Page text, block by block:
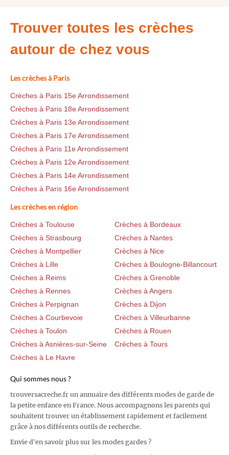
Trouver toutes les crèches
autour de chez vous
Les crèches à Paris
Crèches à Paris 15e Arrondissement
Crèches à Paris 18e Arrondissement
Crèches à Paris 13e Arrondissement
Crèches à Paris 17e Arrondissement
Crèches à Paris 11e Arrondissement
Crèches à Paris 12e Arrondissement
Crèches à Paris 14e Arrondissement
Crèches à Paris 16e Arrondissement
Les crèches en région
Crèches à Toulouse
Crèches à Bordeaux
Crèches à Strasbourg
Crèches à Nantes
Crèches à Montpellier
Crèches à Nice
Crèches à Lille
Crèches à Boulogne-Billancourt
Crèches à Reims
Crèches à Grenoble
Crèches à Rennes
Crèches à Angers
Crèches à Perpignan
Crèches à Dijon
Crèches à Courbevoie
Crèches à Villeurbanne
Crèches à Toulon
Crèches à Rouen
Crèches à Asnières-sur-Seine
Crèches à Tours
Crèches à Le Havre
Qui sommes nous ?
trouversacreche.fr un annuaire des différents modes de garde de
la petite enfance en France. Nous accompagnons les parents qui
souhaitent trouver un établissement rapidement et facilement
grâce à nos différents outils de recherche.
Envie d'en savoir plus sur les modes gardes ?